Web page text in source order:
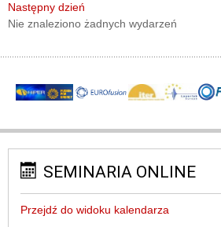
Następny dzień
Nie znaleziono żadnych wydarzeń
SEMINARIA ONLINE
Przejdź do widoku kalendarza